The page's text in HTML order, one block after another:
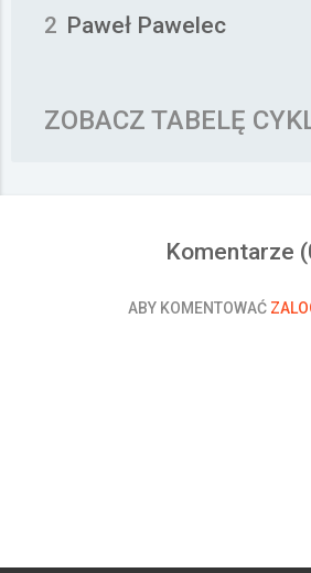
2 Paweł Pawelec
ZOBACZ TABELĘ
Komentarze (
ABY KOMENTOWAĆ